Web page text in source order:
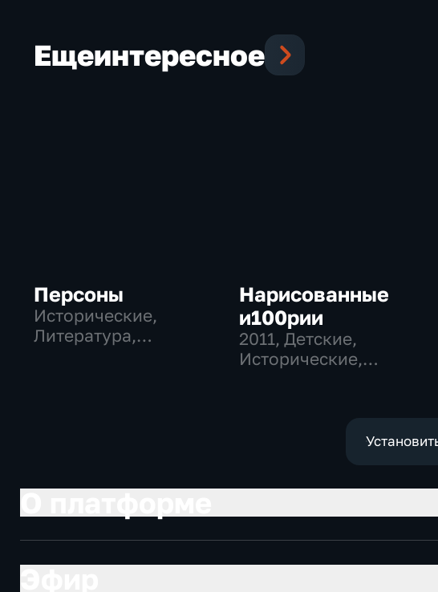
Ещеинтересное
Персоны
Исторические,
Литература,
Нарисованные
и100рии
2011, Детские,
Исторические,